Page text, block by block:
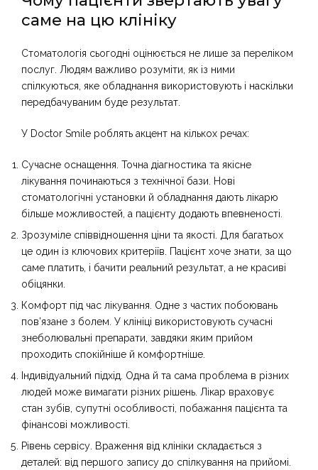
саме на цю клініку
Стоматологія сьогодні оцінюється не лише за переліком
послуг. Людям важливо розуміти, як із ними
спілкуються, яке обладнання використовують і наскільки
передбачуваним буде результат.
У Doctor Smile роблять акцент на кількох речах:
Сучасне оснащення. Точна діагностика та якісне
лікування починаються з технічної бази. Нові
стоматологічні установки й обладнання дають лікарю
більше можливостей, а пацієнту додають впевненості.
Зрозуміле співвідношення ціни та якості. Для багатьох
це один із ключових критеріїв. Пацієнт хоче знати, за що
саме платить, і бачити реальний результат, а не красиві
обіцянки.
Комфорт під час лікування. Одне з частих побоювань
пов’язане з болем. У клініці використовують сучасні
знеболювальні препарати, завдяки яким прийом
проходить спокійніше й комфортніше.
Індивідуальний підхід. Одна й та сама проблема в різних
людей може вимагати різних рішень. Лікар враховує
стан зубів, супутні особливості, побажання пацієнта та
фінансові можливості.
Рівень сервісу. Враження від клініки складається з
деталей: від першого запису до спілкування на прийомі.